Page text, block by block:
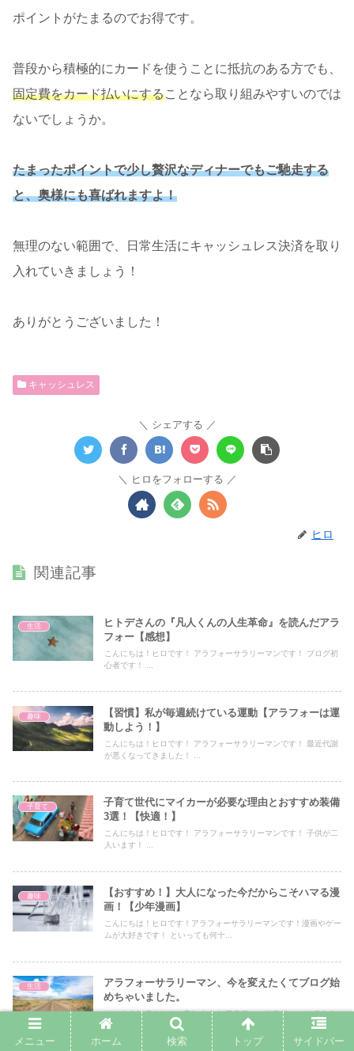
ポイントがたまるのでお得です。
普段から積極的にカードを使うことに抵抗のある方でも、
固定費をカード払いにすることなら取り組みやすいのでは
ないでしょうか。
たまったポイントで少し贅沢なディナーでもご馳走する
と、奥様にも喜ばれますよ！
無理のない範囲で、日常生活にキャッシュレス決済を取り
入れていきましょう！
ありがとうございました！
キャッシュレス
シェアする
ヒロをフォローする
ヒロ
関連記事
生活
ヒトデさんの『凡人くんの人生革命』を読んだアラ
フォー【感想】
こんにちは！ヒロです！ アラフォーサラリーマンです！ ブログ初
心者です！ ...
趣味
【習慣】私が毎週続けている運動【アラフォーは運
動しよう！】
こんにちは！ヒロです！ アラフォーサラリーマンです！ 最近代謝
が悪くなってきました！ ...
子育て
子育て世代にマイカーが必要な理由とおすすめ装備
3選！【快適！】
こんにちは！ヒロです！ アラフォーサラリーマンです！ 子供が二
人います！ ...
趣味
【おすすめ！】大人になった今だからこそハマる漫
画！【少年漫画】
こんにちは！ヒロです！アラフォーサラリーマンです！漫画やゲー
ムが大好きです！ といっても何十...
生活
アラフォーサラリーマン、今を変えたくてブログ始
めちゃいました。
はじめまして！ヒロと申します！ アラフォーサラリーマンです！
コロナ禍の中、会社だけに依存するの...
メニュー ホーム 検索 トップ サイドバー